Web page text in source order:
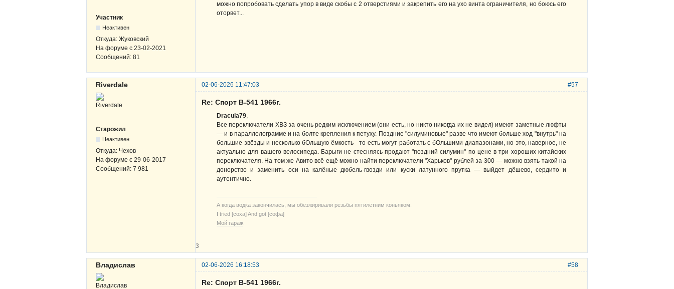
Участник
Неактивен
Откуда: Жуковский
На форуме с 23-02-2021
Сообщений: 81
можно попробовать сделать упор в виде скобы с 2 отверстиями и закрепить его на ухо винта ограничителя, но боюсь его
оторвет...
#57
Riverdale 02-06-2026 11:47:03
Старожил
Неактивен
Откуда: Чехов
На форуме с 29-06-2017
Сообщений: 7 981
Re: Спорт В-541 1966г.
Dracula79,
Все переключатели ХВЗ за очень редким исключением (они есть, но никто никогда их не видел) имеют заметные люфты
— и в параллелограмме и на болте крепления к петуху. Поздние "силуминовые" разве что имеют больше ход "внутрь" на
большие звёзды и несколько бОльшую ёмкость -то есть могут работать с бОльшими диапазонами, но это, наверное, не
актуально для вашего велосипеда. Барыги не стесняясь продают "поздний силумин" по цене в три хороших китайских
переключателя. На том же Авито всё ещё можно найти переключатели "Харьков" рублей за 300 — можно взять такой на
донорство и заменить оси на калёные дюбель-гвозди или куски латунного прутка — выйдет дёшево, сердито и
аутентично.
А когда водка закончилась, мы обезжиривали резьбы пятилетним коньяком.
I tried [соха] And got [софа]
Мой гараж
3
#58
Владислав 02-06-2026 16:18:53
Re: Спорт В-541 1966г.